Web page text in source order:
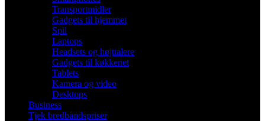
Transportmidler
Gadgets til hjemmet
Spil
Laptops
Headsets og højttalere
Gadgets til køkkenet
Tablets
Kamera og video
Desktops
Business
Tjek bredbåndspriser